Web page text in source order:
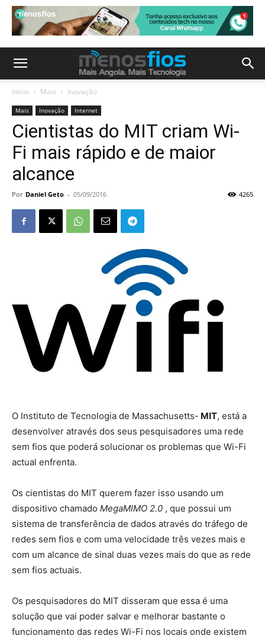
Início Mais Inovação
Mais Inovação Internet
Cientistas do MIT criam Wi-
Fi mais rápido e de maior
alcance
Por Daniel Geto - 05/09/2016 4265
O Instituto de Tecnologia de Massachusetts- MIT, está a
desenvolver através dos seus pesquisadores uma rede
sem fios que poderá solucionar os problemas que Wi-Fi
actual enfrenta.
Os cientistas do MIT querem fazer isso usando um
dispositivo chamado MegaMIMO 2.0 , que possui um
sistema de transferência de dados através do tráfego de
redes sem fios e com uma velocidade três vezes mais e
com um alcance de sinal duas vezes mais do que as rede
sem fios actuais.
Os pesquisadores do MIT disseram que essa é uma
solução que vai poder salvar e melhorar bastante o
funcionamento das redes Wi-Fi nos locais onde existem